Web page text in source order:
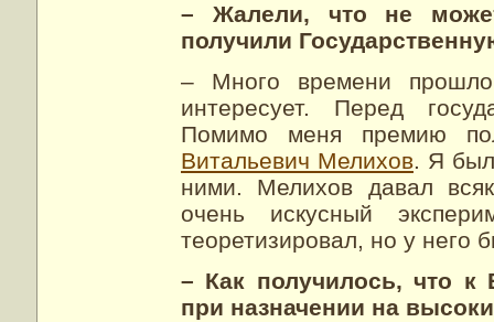
– Жалели, что не
получили
– Много времени
интересует. Перед
Помимо меня премию
Витальевич Мелихов. Я
ними. Мелихов давал
очень искусный
теоретизировал, но у него
– Как получилось, что
при назначении на